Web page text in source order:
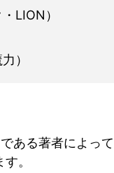
LION）
）
ある著者によっ
。